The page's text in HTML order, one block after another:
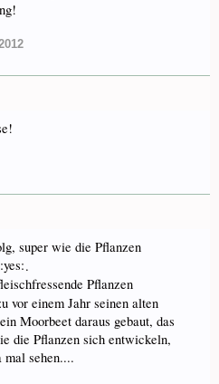
super wie die Pflanzen
.
Pflanzen
vor einem Jahr seinen alten
Moorbeet daraus gebaut, das
die Pflanzen sich entwickeln,
sehen....